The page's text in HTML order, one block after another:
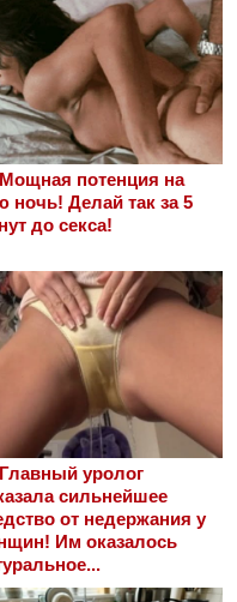
Мощная потенция на
ночь! Делай так за 5
до секса!
Главный уролог
сильнейшее
от недержания у
Им оказалось